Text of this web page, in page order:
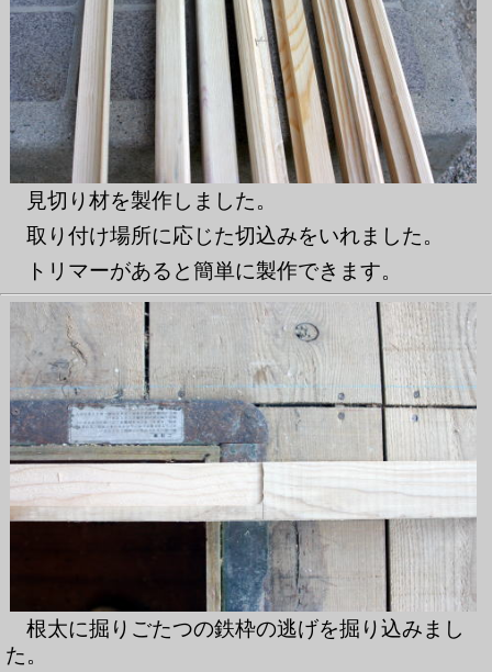
見切り材を製作しました。
取り付け場所に応じた切込みをいれました。
トリマーがあると簡単に製作できます。
根太に掘りごたつの鉄枠の逃げを掘り込みまし
た。